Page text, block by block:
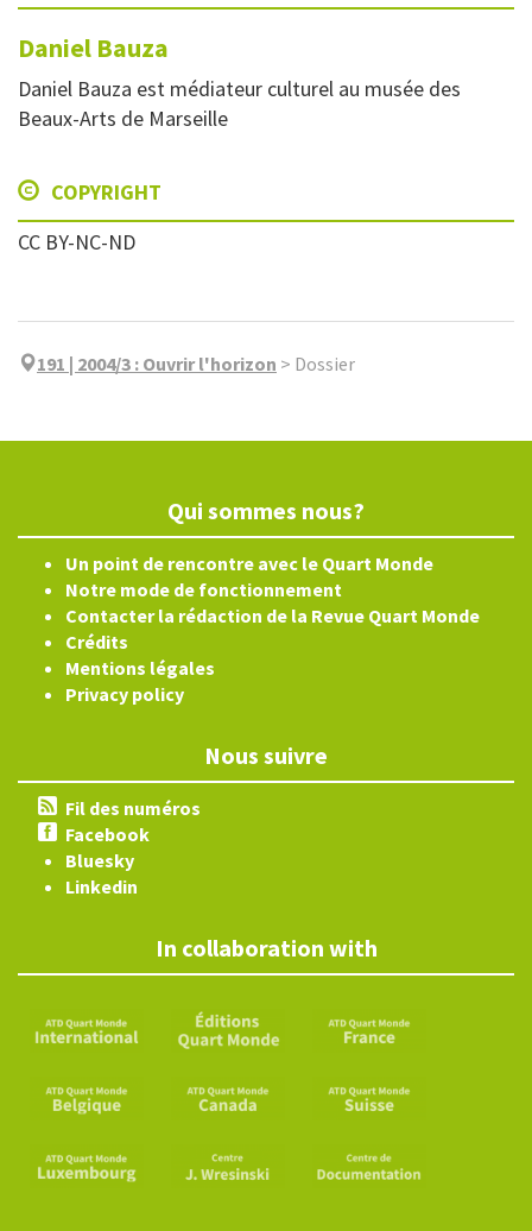
Daniel Bauza
Daniel Bauza est médiateur culturel au musée des
Beaux-Arts de Marseille
COPYRIGHT
CC BY-NC-ND
191 | 2004/3 : Ouvrir l'horizon > Dossier
Qui sommes nous?
Un point de rencontre avec le Quart Monde
Notre mode de fonctionnement
Contacter la rédaction de la Revue Quart Monde
Crédits
Mentions légales
Privacy policy
Nous suivre
Fil des numéros
Facebook
Bluesky
Linkedin
In collaboration with